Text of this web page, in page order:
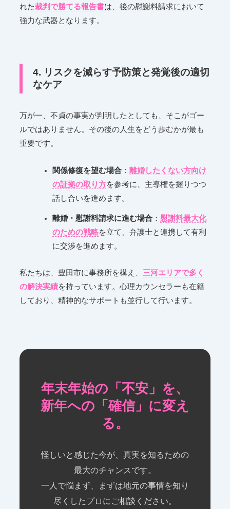
れた裁判で勝てる報告書は、後の慰謝料請求において
強力な武器となります。
4. リスクを減らす予防策と発覚後の適切
なケア
万が一、不貞の事実が判明したとしても、そこがゴー
ルではありません。その後の人生をどう歩むかが最も
重要です。
関係修復を望む場合： 離婚したくない方向け
の証拠の取り方を参考に、主導権を握りつつ
話し合いを進めます。
離婚・慰謝料請求に進む場合： 慰謝料最大化
のための戦略を立て、弁護士と連携して有利
に交渉を進めます。
私たちは、豊田市に事務所を構え、 三河エリアで多く
の解決実績を持っています。心理カウンセラーも在籍
しており、精神的なサポートも並行して行います。
年末年始の「不安」を、
新年への「確信」に変え
る。
怪しいと感じた今が、真実を知るための
最大のチャンスです。
一人で悩まず、まずは地元の事情を知り
尽くしたプロにご相談ください。